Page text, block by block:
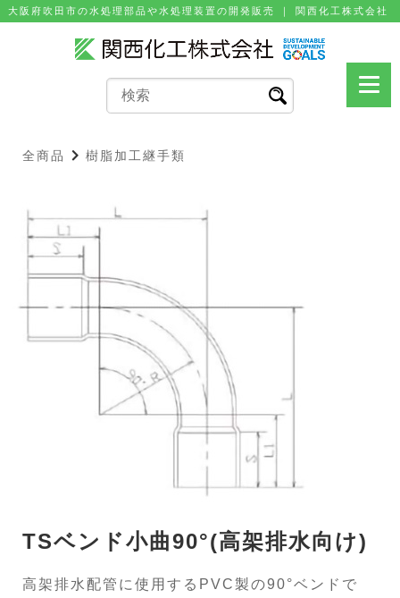
⼤阪府吹⽥市の⽔処理部品や⽔処理装置の開発販売 ｜ 関⻄化⼯株式会社
全商品 樹脂加工継手類
TSベンド小曲90°(高架排水向け)
高架排水配管に使用するPVC製の90°ベンドで